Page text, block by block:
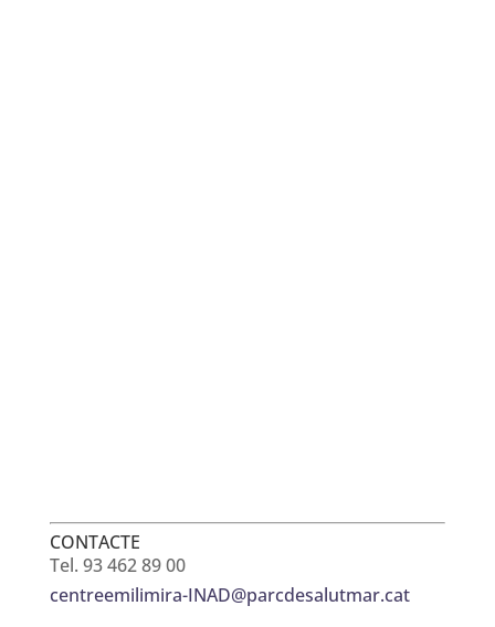
CONTACTE
Tel. 93 462 89 00
centreemilimira-INAD@parcdesalutmar.cat